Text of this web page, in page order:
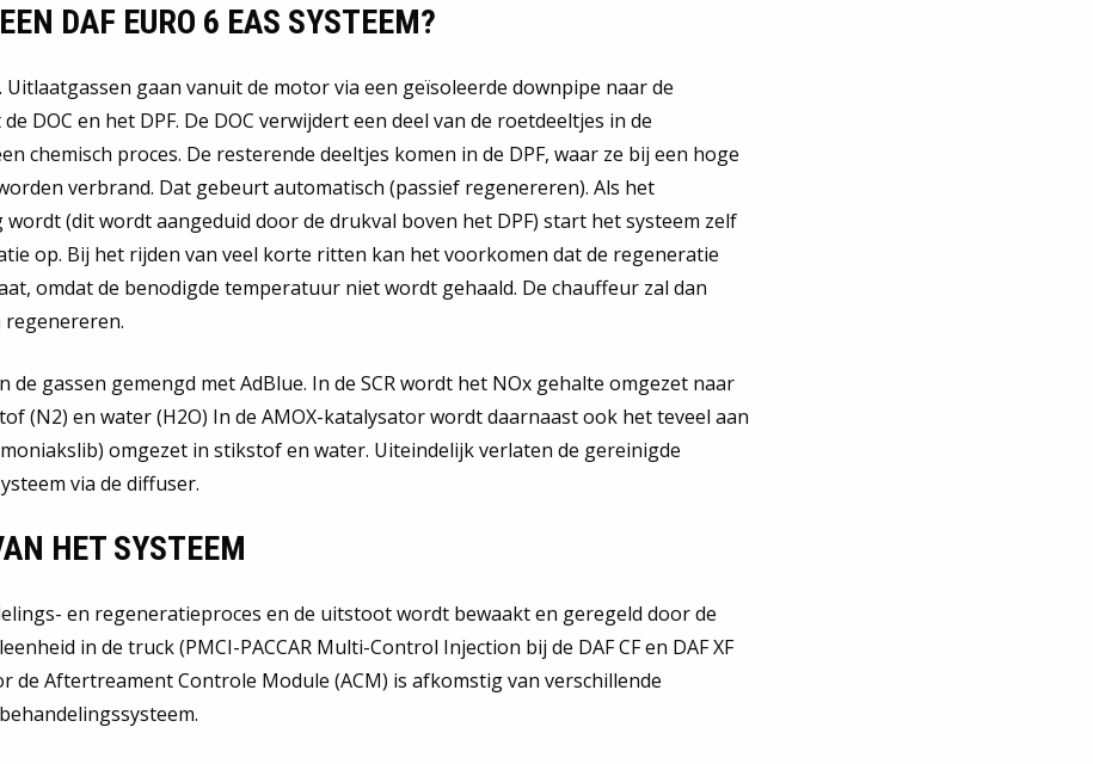
DAF EURO 6 EAS SYSTEEM?
gaan vanuit de motor via een geïsoleerde downpipe naar de
DOC en het DPF. De DOC verwijdert een deel van de roetdeeltjes in de
chemisch proces. De resterende deeltjes komen in de DPF, waar ze bij een hoge
verbrand. Dat gebeurt automatisch (passief regenereren). Als het
(dit wordt aangeduid door de drukval boven het DPF) start het systeem zelf
op. Bij het rijden van veel korte ritten kan het voorkomen dat de regeneratie
omdat de benodigde temperatuur niet wordt gehaald. De chauffeur zal dan
de gassen gemengd met AdBlue. In de SCR wordt het NOx gehalte omgezet naar
(N2) en water (H2O) In de AMOX-katalysator wordt daarnaast ook het teveel aan
omgezet in stikstof en water. Uiteindelijk verlaten de gereinigde
via de diffuser.
HET SYSTEEM
en regeneratieproces en de uitstoot wordt bewaakt en geregeld door de
in de truck (PMCI-PACCAR Multi-Control Injection bij de DAF CF en DAF XF
de Aftertreament Controle Module (ACM) is afkomstig van verschillende